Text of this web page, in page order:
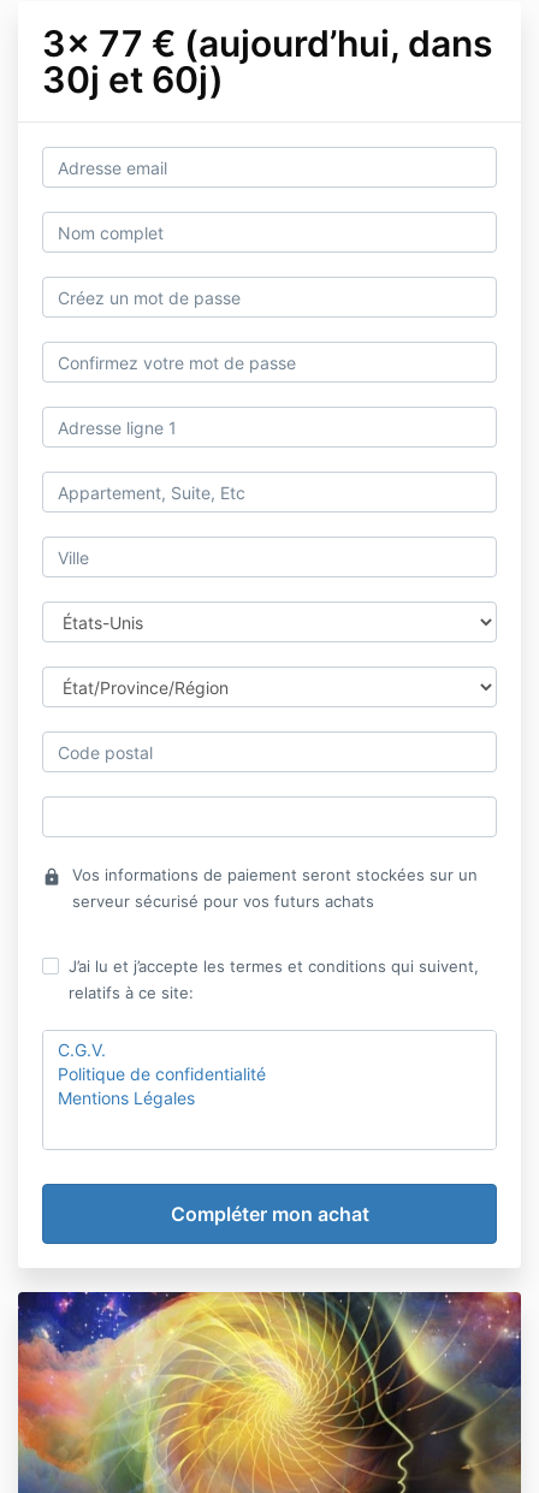
3x 77 € (aujourd’hui, dans
30j et 60j)
lock
Vos informations de paiement seront stockées sur un
serveur sécurisé pour vos futurs achats
J’ai lu et j’accepte les termes et conditions qui suivent,
relatifs à ce site:
C.G.V.
Politique de confidentialité
Mentions Légales